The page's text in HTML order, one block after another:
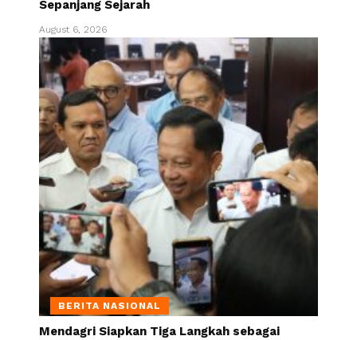
Sepanjang Sejarah
August 6, 2026
BERITA NASIONAL
Mendagri Siapkan Tiga Langkah sebagai